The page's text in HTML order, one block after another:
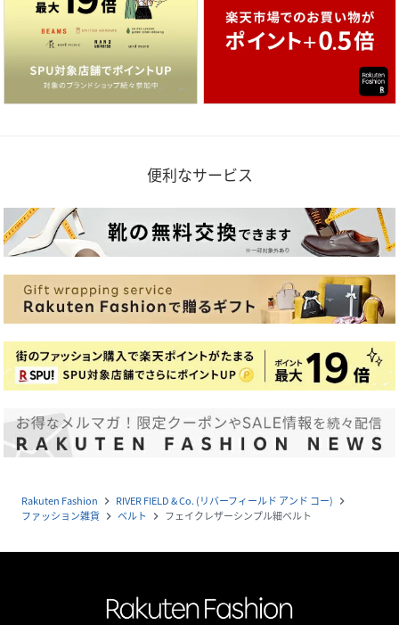
便利なサービス
Rakuten Fashion navigate_next RIVER FIELD & Co. (リバーフィールド アンド コー) navigate_next
ファッション雑貨 navigate_next ベルト navigate_next フェイクレザーシンプル細ベルト